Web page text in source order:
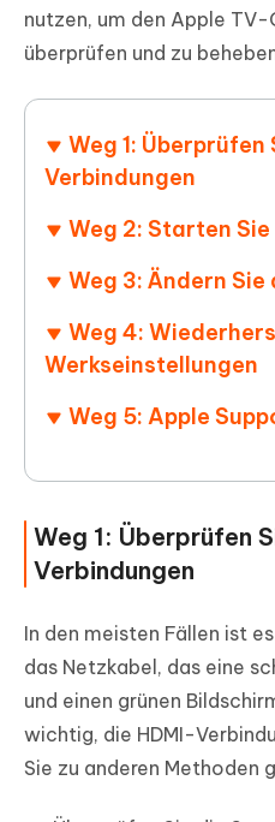
nutzen, um den Apple TV-
überprüfen und zu
Weg 1: Überprüfen
Verbindungen
Weg 2: Starten
Weg 3: Ändern
Weg 4:
Werkseinstellungen
Weg 5: Apple
Weg 1: Überprüfen
Verbindungen
In den meisten Fällen ist
das Netzkabel, das eine
und einen grünen
wichtig, die HDMI-
Sie zu anderen Methoden